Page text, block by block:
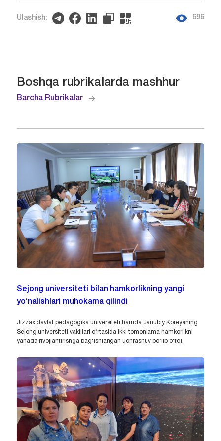
Ulashish: 696
Boshqa rubrikalarda mashhur
Barcha Rubrikalar
Sejong universiteti bilan hamkorlikning yangi
yo‘nalishlari muhokama qilindi
Jizzax davlat pedagogika universiteti hamda Janubiy Koreyaning
Sejong universiteti vakillari o‘rtasida ikki tomonlama hamkorlikni
yanada rivojlantirishga bag‘ishlangan uchrashuv bo‘lib o‘tdi.